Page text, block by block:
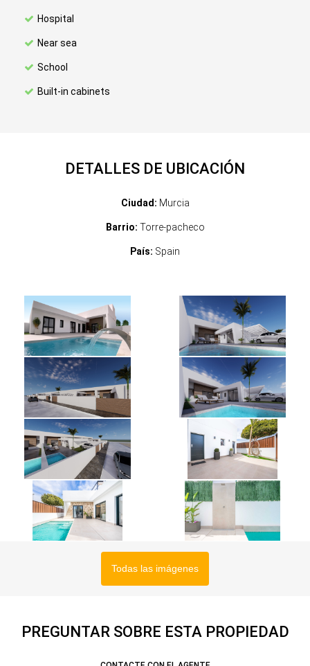
Hospital
Near sea
School
Built-in cabinets
DETALLES DE UBICACIÓN
Ciudad: Murcia
Barrio: Torre-pacheco
País: Spain
Todas las imágenes
PREGUNTAR SOBRE ESTA PROPIEDAD